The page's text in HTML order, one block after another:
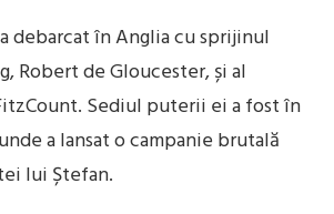
debarcat în Anglia cu sprijinul
Robert de Gloucester, și al
Sediul puterii ei a fost în
a lansat o campanie brutală
lui Ștefan.